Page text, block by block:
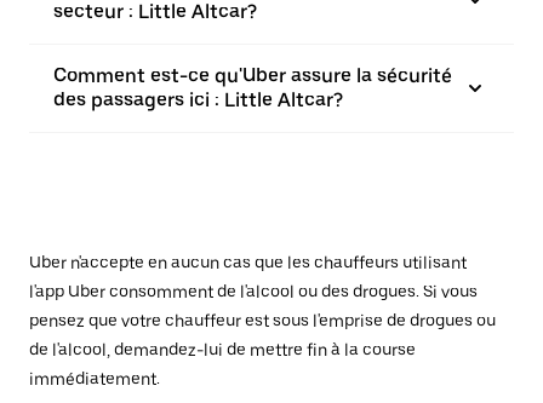
secteur : Little Altcar?
Comment est-ce qu'Uber assure la sécurité
des passagers ici : Little Altcar?
Uber n'accepte en aucun cas que les chauffeurs utilisant
l'app Uber consomment de l'alcool ou des drogues. Si vous
pensez que votre chauffeur est sous l'emprise de drogues ou
de l'alcool, demandez-lui de mettre fin à la course
immédiatement.